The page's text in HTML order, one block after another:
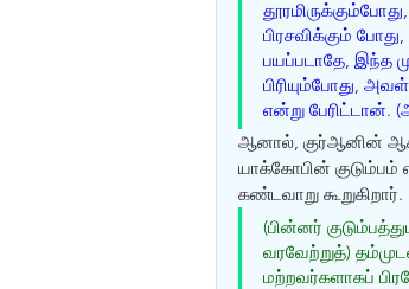
பிரசவிக்கும்
பயப்படாதே, இந்த
பிரியும்போது,
என்று பேரிட்டான்.
ஆனால், குர்ஆனின்
யாக்கோபின்
கண்டவாறு கூறுகிறார்.
(பின்னர்
வரவேற்றுத்)
மற்றவர்களாகப்